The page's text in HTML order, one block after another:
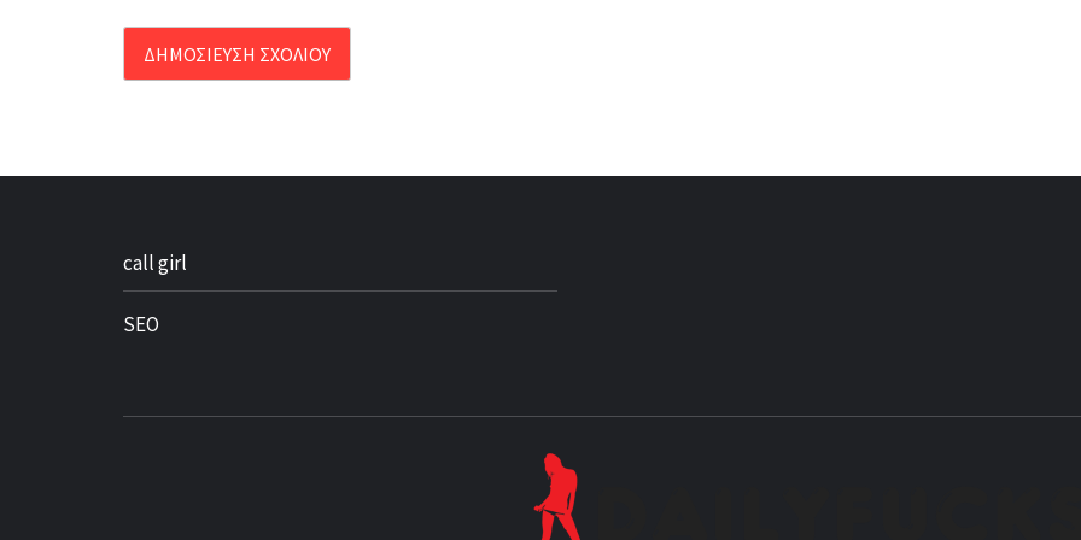
call girl
SEO